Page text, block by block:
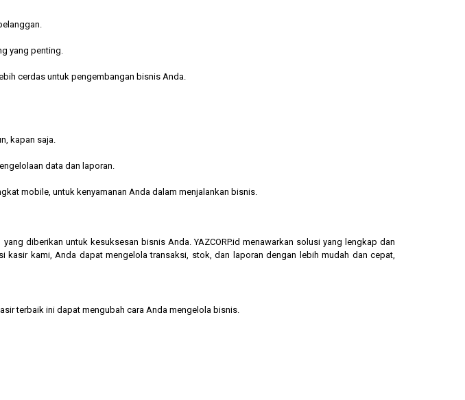
yang penting.
cerdas untuk pengembangan bisnis Anda.
kapan saja.
data dan laporan.
mobile, untuk kenyamanan Anda dalam menjalankan bisnis.
diberikan untuk kesuksesan bisnis Anda. YAZCORP.id menawarkan solusi yang lengkap dan
kami, Anda dapat mengelola transaksi, stok, dan laporan dengan lebih mudah dan cepat,
terbaik ini dapat mengubah cara Anda mengelola bisnis.